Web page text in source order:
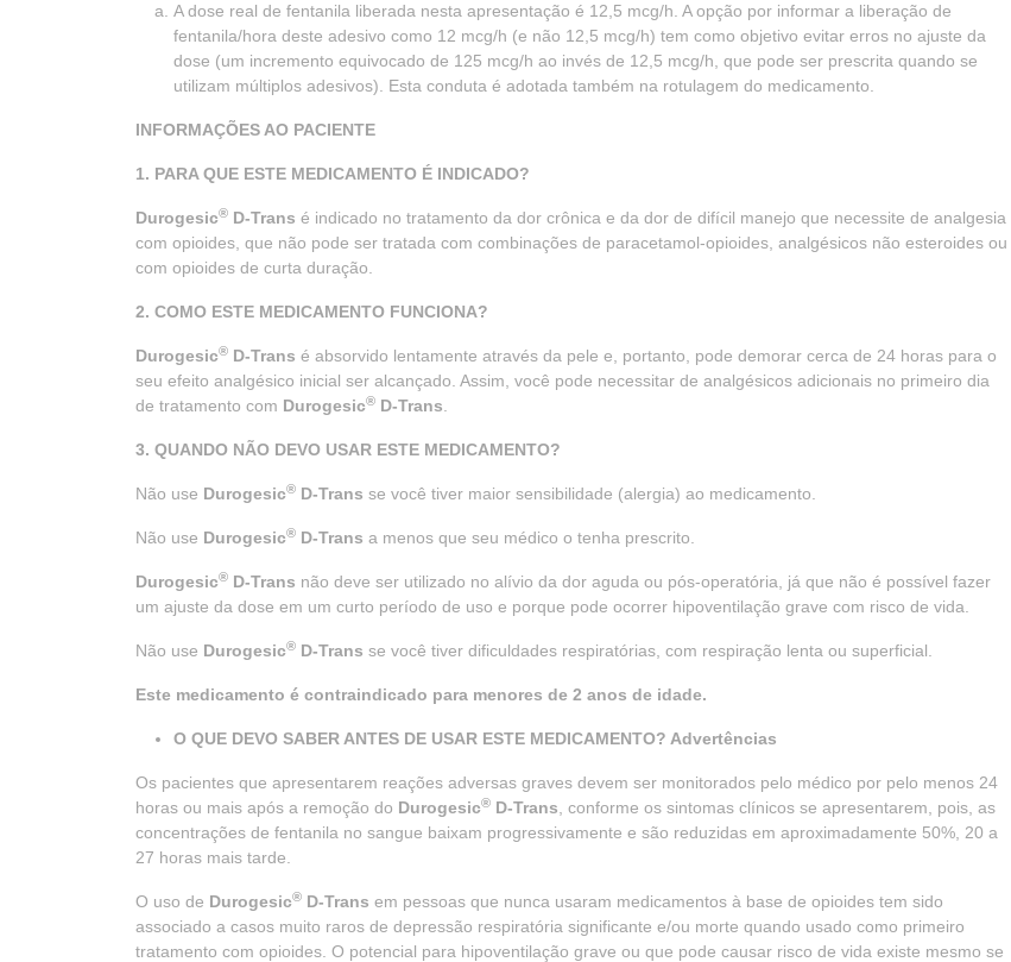
A dose real de fentanila liberada nesta apresentação é 12,5 mcg/h. A opção por informar a liberação de
fentanila/hora deste adesivo como 12 mcg/h (e não 12,5 mcg/h) tem como objetivo evitar erros no ajuste da
dose (um incremento equivocado de 125 mcg/h ao invés de 12,5 mcg/h, que pode ser prescrita quando se
utilizam múltiplos adesivos). Esta conduta é adotada também na rotulagem do medicamento.
INFORMAÇÕES AO PACIENTE
1. PARA QUE ESTE MEDICAMENTO É INDICADO?
Durogesic® D-Trans é indicado no tratamento da dor crônica e da dor de difícil manejo que necessite de analgesia
com opioides, que não pode ser tratada com combinações de paracetamol-opioides, analgésicos não esteroides ou
com opioides de curta duração.
2. COMO ESTE MEDICAMENTO FUNCIONA?
Durogesic® D-Trans é absorvido lentamente através da pele e, portanto, pode demorar cerca de 24 horas para o
seu efeito analgésico inicial ser alcançado. Assim, você pode necessitar de analgésicos adicionais no primeiro dia
de tratamento com Durogesic® D-Trans
3. QUANDO NÃO DEVO USAR ESTE MEDICAMENTO?
Não use Durogesic® D-Trans se você tiver maior sensibilidade (alergia) ao medicamento.
Não use Durogesic® D-Trans a menos que seu médico o tenha prescrito.
Durogesic® D-Trans não deve ser utilizado no alívio da dor aguda ou pós-operatória, já que não é possível fazer
um ajuste da dose em um curto período de uso e porque pode ocorrer hipoventilação grave com risco de vida.
Não use Durogesic® D-Trans se você tiver dificuldades respiratórias, com respiração lenta ou superficial.
Este medicamento é contraindicado para menores de 2 anos de idade.
O QUE DEVO SABER ANTES DE USAR ESTE MEDICAMENTO? Advertências
Os pacientes que apresentarem reações adversas graves devem ser monitorados pelo médico por pelo menos 24
horas ou mais após a remoção do Durogesic® D-Trans , conforme os sintomas clínicos se apresentarem, pois, as
concentrações de fentanila no sangue baixam progressivamente e são reduzidas em aproximadamente 50%, 20 a
27 horas mais tarde.
O uso de Durogesic® D-Trans em pessoas que nunca usaram medicamentos à base de opioides tem sido
associado a casos muito raros de depressão respiratória significante e/ou morte quando usado como primeiro
tratamento com opioides. O potencial para hipoventilação grave ou que pode causar risco de vida existe mesmo se